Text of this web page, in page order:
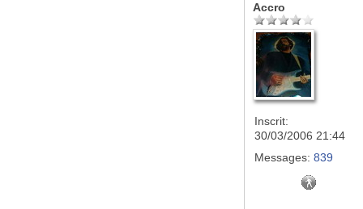
Accro
Inscrit:
30/03/2006 21:44
Messages: 839